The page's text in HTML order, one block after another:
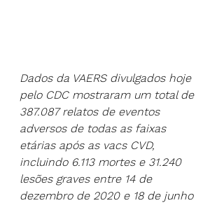
Dados da VAERS divulgados hoje
pelo CDC mostraram um total de
387.087 relatos de eventos
adversos de todas as faixas
etárias após as vacs CVD,
incluindo 6.113 mortes e 31.240
lesões graves entre 14 de
dezembro de 2020 e 18 de junho